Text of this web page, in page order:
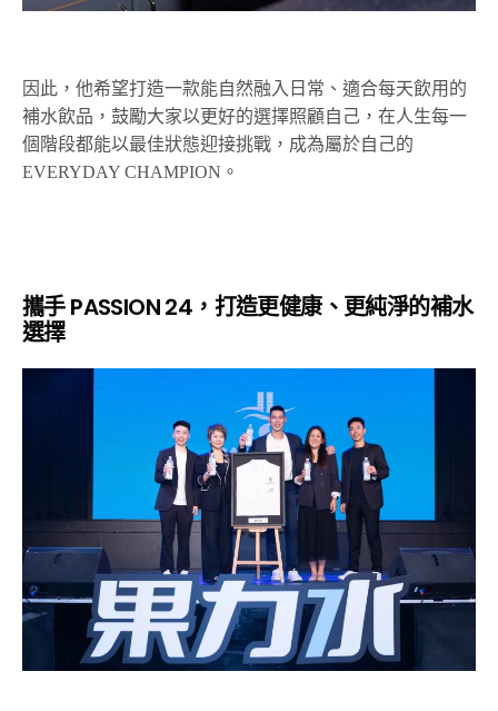
因此，他希望打造一款能自然融入日常、適合每天飲用的
補水飲品，鼓勵大家以更好的選擇照顧自己，在人生每一
個階段都能以最佳狀態迎接挑戰，成為屬於自己的
EVERYDAY CHAMPION。
攜手 PASSION 24，打造更健康、更純淨的補水
選擇